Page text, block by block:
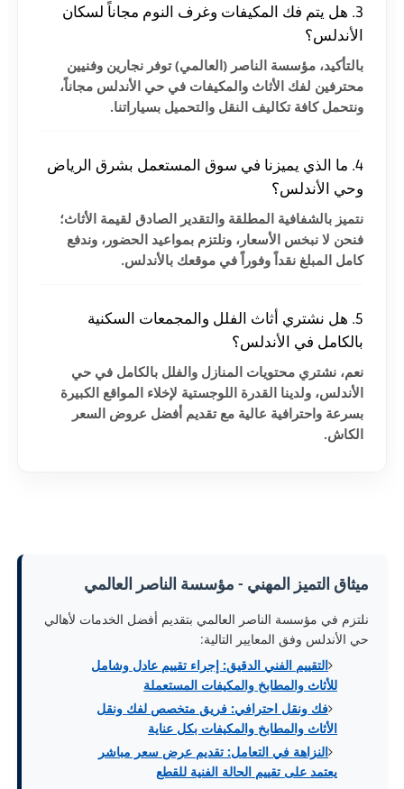
3. هل يتم فك المكيفات وغرف النوم مجاناً لسكان
الأندلس؟
بالتأكيد، مؤسسة الناصر (العالمي) توفر نجارين وفنيين
محترفين لفك الأثاث والمكيفات في حي الأندلس مجاناً،
ونتحمل كافة تكاليف النقل والتحميل بسياراتنا.
4. ما الذي يميزنا في سوق المستعمل بشرق الرياض
وحي الأندلس؟
نتميز بالشفافية المطلقة والتقدير الصادق لقيمة الأثاث؛
فنحن لا نبخس الأسعار، ونلتزم بمواعيد الحضور، وندفع
كامل المبلغ نقداً وفوراً في موقعك بالأندلس.
5. هل نشتري أثاث الفلل والمجمعات السكنية
بالكامل في الأندلس؟
نعم، نشتري محتويات المنازل والفلل بالكامل في حي
الأندلس، ولدينا القدرة اللوجستية لإخلاء المواقع الكبيرة
بسرعة واحترافية عالية مع تقديم أفضل عروض السعر
الكاش.
ميثاق التميز المهني - مؤسسة الناصر العالمي
نلتزم في مؤسسة الناصر العالمي بتقديم أفضل الخدمات لأهالي
حي الأندلس وفق المعايير التالية:
التقييم الفني الدقيق: إجراء تقييم عادل وشامل
للأثاث والمطابخ والمكيفات المستعملة
فك ونقل احترافي: فريق متخصص لفك ونقل
الأثاث والمطابخ والمكيفات بكل عناية
النزاهة في التعامل: تقديم عرض سعر مباشر
يعتمد على تقييم الحالة الفنية للقطع